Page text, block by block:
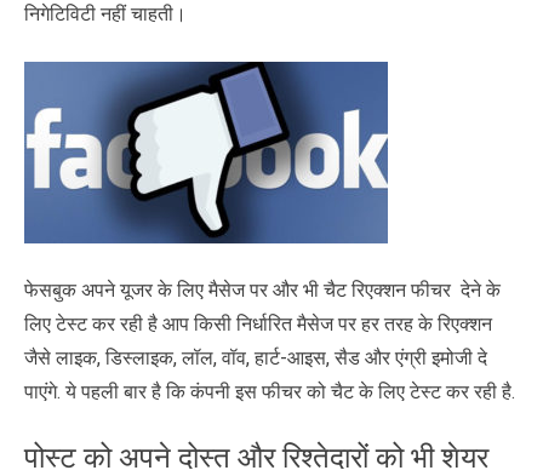
निगेटिविटी नहीं चाहती।
फेसबुक अपने यूजर के लिए मैसेज पर और भी चैट रिएक्शन फीचर देने के
लिए टेस्ट कर रही है आप किसी निर्धारित मैसेज पर हर तरह के रिएक्शन
जैसे लाइक, डिस्लाइक, लॉल, वॉव, हार्ट-आइस, सैड और एंग्री इमोजी दे
पाएंगे. ये पहली बार है कि कंपनी इस फीचर को चैट के लिए टेस्ट कर रही है.
पोस्ट को अपने दोस्त और रिश्तेदारों को भी शेयर